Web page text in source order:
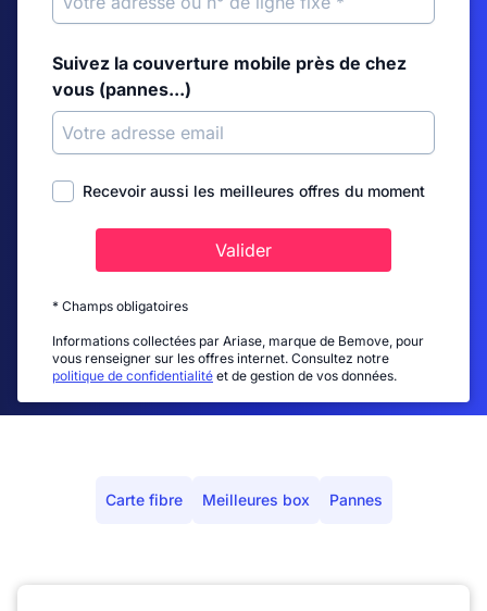
Suivez la couverture mobile près de chez
vous (pannes...)
Recevoir aussi les meilleures offres du moment
Valider
* Champs obligatoires
Informations collectées par Ariase, marque de Bemove, pour
vous renseigner sur les offres internet. Consultez notre
politique de confidentialité et de gestion de vos données.
Carte fibre Meilleures box Pannes